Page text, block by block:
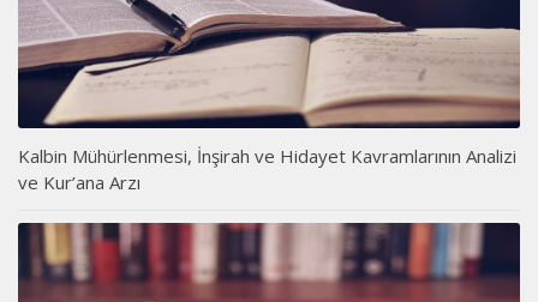
Kalbin Mühürlenmesi, İnşirah ve Hidayet Kavramlarının Analizi
ve Kur’ana Arzı